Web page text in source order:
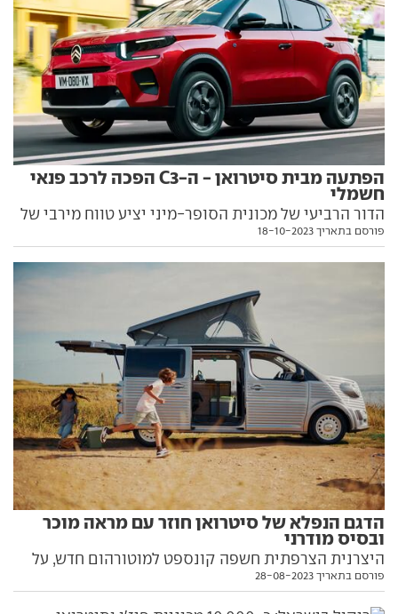
הפתעה מבית סיטרואן - ה-C3 הפכה לרכב פנאי
חשמלי
הדור הרביעי של מכונית הסופר-מיני יציע טווח מירבי של
320 ק"מ וצפוי לשאת תג-מחיר אטרקטיבי עם רשימת
פורסם בתאריך 18-10-2023
הדגם הנפלא של סיטרואן חוזר עם מראה מוכר
ובסיס מודרני
היצרנית הצרפתית חשפה קונספט למוטורהום חדש, על
בסיס ג'אמפי דיזל ועם מראה בהשראת המסחרית
פורסם בתאריך 28-08-2023